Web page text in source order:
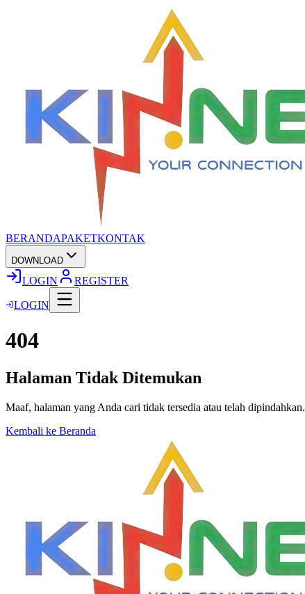
BERANDAPAKETKONTAK
DOWNLOAD
LOGIN REGISTER
LOGIN
404
Halaman Tidak Ditemukan
Maaf, halaman yang Anda cari tidak tersedia atau telah dipindahkan.
Kembali ke Beranda